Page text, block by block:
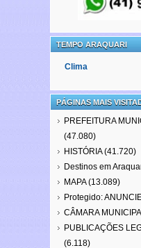
TEMPO ARAQUARI
Clima
PÁGINAS MAIS
PREFEITURA
(47.080)
HISTÓRIA (41.720)
Destinos em
MAPA (13.089)
Protegido:
CÂMARA
PUBLICAÇÕES
(6.118)